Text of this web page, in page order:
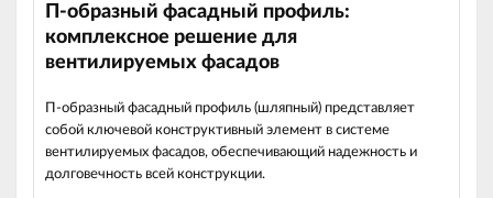
П-образный фасадный профиль:
комплексное решение для
вентилируемых фасадов
П-образный фасадный профиль (шляпный) представляет
собой ключевой конструктивный элемент в системе
вентилируемых фасадов, обеспечивающий надежность и
долговечность всей конструкции.